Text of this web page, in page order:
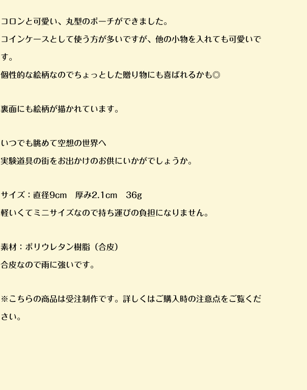
コロンと可愛い、丸型のポーチができました。
コインケースとして使う方が多いですが、他の小物を入れても可愛いで
す。
個性的な絵柄なのでちょっとした贈り物にも喜ばれるかも◎
裏面にも絵柄が描かれています。
いつでも眺めて空想の世界へ
実験道具の街をお出かけのお供にいかがでしょうか。
サイズ：直径9cm 厚み2.1cm 36g
軽いくてミニサイズなので持ち運びの負担になりません。
素材：ポリウレタン樹脂（合皮）
合皮なので雨に強いです。
※こちらの商品は受注制作です。詳しくはご購入時の注意点をご覧くだ
さい。